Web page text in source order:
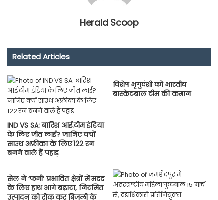
Herald Scoop
Related Articles
IND VS SA: बारिश आई.टीम इंडिया
के लिए जीत लाई? जानिए क्यों
साउथ अफ्रीका के लिए 122 रन
बनने वाले हैं पहाड़
विशेष भृगुवंशी को भारतीय
बास्केटबाल टीम की कमान
सेल ने ‘फनी’ प्रभावित क्षेत्रों में मदद
के लिए हाथ आगे बढ़ाया, नियमित
उत्पादन को रोक कर बिजली के